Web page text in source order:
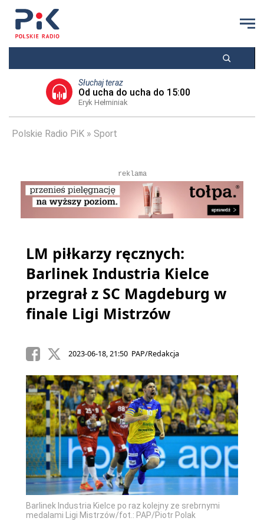
Słuchaj teraz
Od ucha do ucha do 15:00
Eryk Hełminiak
Polskie Radio PiK Sport
reklama
LM piłkarzy ręcznych:
Barlinek Industria Kielce
przegrał z SC Magdeburg w
finale Ligi Mistrzów
2023-06-18, 21:50 PAP/Redakcja
Barlinek Industria Kielce po raz kolejny ze srebrnymi
medalami Ligi Mistrzów/fot.: PAP/Piotr Polak